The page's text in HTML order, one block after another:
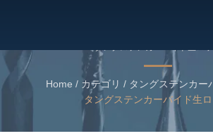
ド
Home / カテゴリ / タングステンカー
タングステンカーバイド生